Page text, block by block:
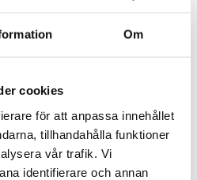
Om
cookies
för att anpassa innehållet
tillhandahålla funktioner
vår trafik. Vi
identifierare och annan